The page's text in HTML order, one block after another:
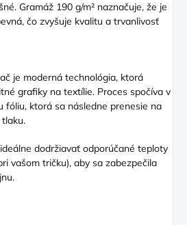
Gramáž 190 g/m² naznačuje, že je
čo zvyšuje kvalitu a trvanlivosť
je moderná technológia, ktorá
grafiky na textílie. Proces spočíva v
fóliu, ktorá sa následne prenesie na
dodržiavať odporúčané teploty
vašom tričku), aby sa zabezpečila